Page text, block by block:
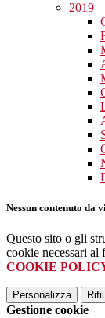
2019
Nessun contenuto da
Questo sito o gli
cookie necessari
COOKIE
Personalizza
Gestione cookie